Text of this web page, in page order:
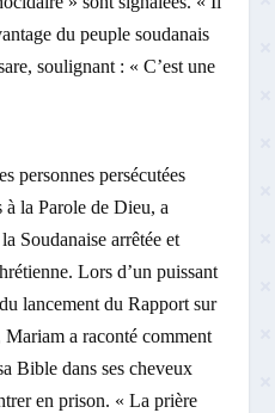
du peuple soudanais
soulignant : « C’est une
personnes persécutées
à la Parole de Dieu, a
Soudanaise arrêtée et
Lors d’un puissant
lancement du Rapport sur
a raconté comment
Bible dans ses cheveux
en prison. « La prière